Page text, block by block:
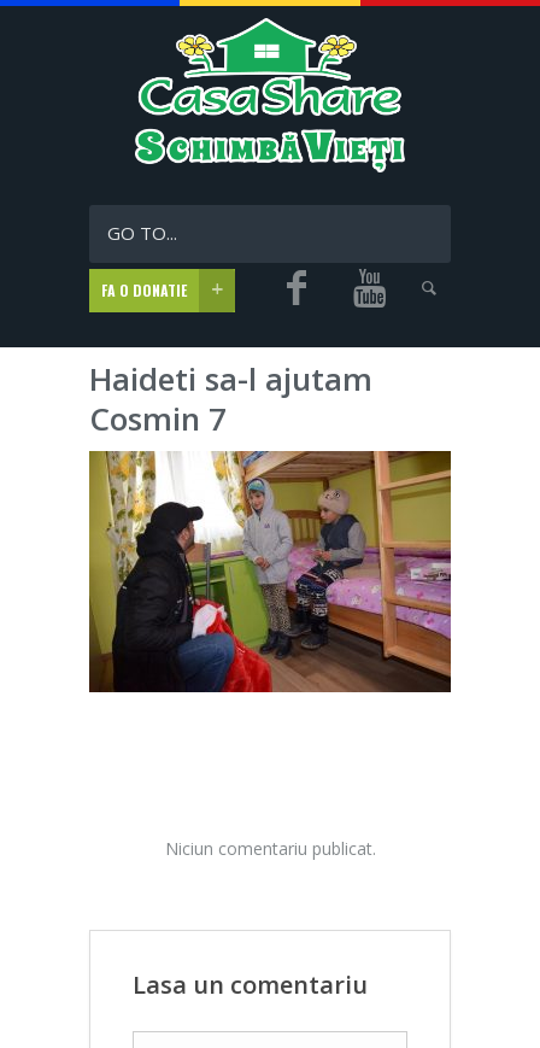
GO TO...
FA O DONATIE
Haideti sa-l ajutam
Cosmin 7
Niciun comentariu publicat.
Lasa un comentariu